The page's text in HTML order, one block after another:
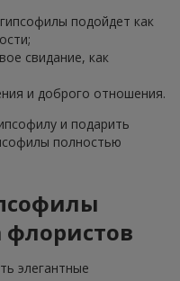
подойдет как
свидание, как
и доброго отношения.
и подарить
полностью
флористов
элегантные